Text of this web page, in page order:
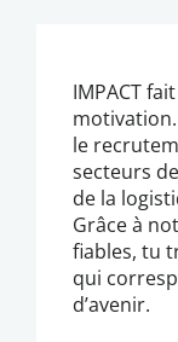
IMPACT
le
secteurs
de la
Grâce à
fiables, tu
qui
d’avenir.